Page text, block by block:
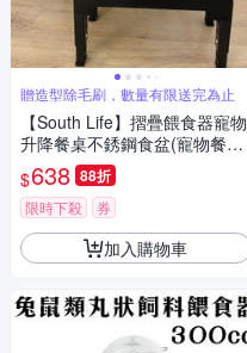
贈造型除毛刷，數量有限送完為止
【South Life】摺疊餵食器寵物
升降餐桌不銹鋼食盆(寵物餐桌
餵食碗 寵物碗 摺疊桌 貓狗 水
盆 飼料盆)
$638 88折
限時下殺 券
加入購物車